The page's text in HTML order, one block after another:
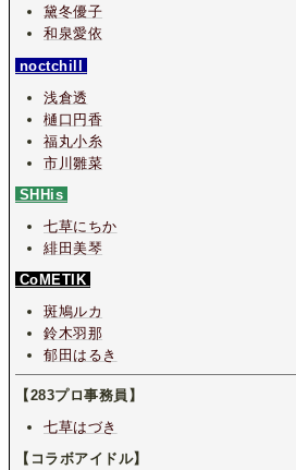
黛冬優子
和泉愛依
noctchill
浅倉透
樋口円香
福丸小糸
市川雛菜
SHHis
七草にちか
緋田美琴
CoMETIK
斑鳩ルカ
鈴木羽那
郁田はるき
【283プロ事務員】
七草はづき
【コラボアイドル】